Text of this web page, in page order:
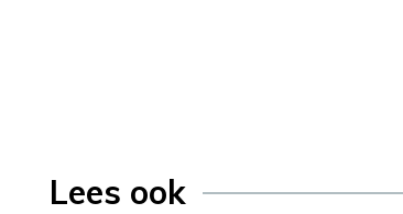
Lees ook